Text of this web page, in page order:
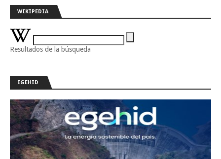
WIKIPEDIA
Resultados de la búsqueda
EGEHID